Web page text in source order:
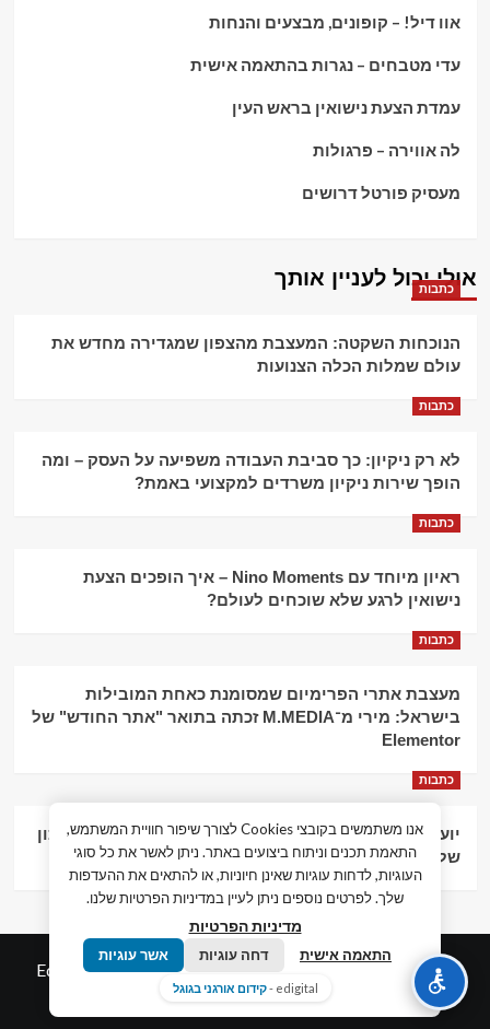
אוו דיל! – קופונים, מבצעים והנחות
עדי מטבחים – נגרות בהתאמה אישית
עמדת הצעת נישואין בראש העין
לה אווירה – פרגולות
מעסיק פורטל דרושים
אולי יכול לעניין אותך
כתבות
הנוכחות השקטה: המעצבת מהצפון שמגדירה מחדש את
עולם שמלות הכלה הצנועות
כתבות
לא רק ניקיון: כך סביבת העבודה משפיעה על העסק – ומה
הופך שירות ניקיון משרדים למקצועי באמת?
כתבות
ראיון מיוחד עם Nino Moments – איך הופכים הצעת
נישואין לרגע שלא שוכחים לעולם?
כתבות
מעצבת אתרי הפרימיום שמסומנת כאחת המובילות
בישראל: מירי מ־M.MEDIA זכתה בתואר "אתר החודש" של
Elementor
כתבות
יועץ עסקי וליווי פיננסי – הדרך לצמיחה כלכלית וניהול נכון
של העסק
© כל הזכויות שמורות חדשות המאה ה-21 |
Edigital.co.ilby
אלימלך דיגיטל.
אנו משתמשים בקובצי Cookies לצורך שיפור חוויית המשתמש,
התאמת תכנים וניתוח ביצועים באתר. ניתן לאשר את כל סוגי
העוגיות, לדחות עוגיות שאינן חיוניות, או להתאים את ההעדפות
שלך. לפרטים נוספים ניתן לעיין במדיניות הפרטיות שלנו.
מדיניות הפרטיות
התאמה אישית דחה עוגיות אשר עוגיות
edigital - קידום אורגני בגוגל